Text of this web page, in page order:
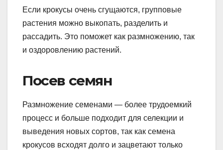
Если крокусы очень сгущаются, групповые
растения можно выкопать, разделить и
рассадить. Это поможет как размножению, так
и оздоровлению растений.
Посев семян
Размножение семенами — более трудоемкий
процесс и больше подходит для селекции и
выведения новых сортов, так как семена
крокусов всходят долго и зацветают только